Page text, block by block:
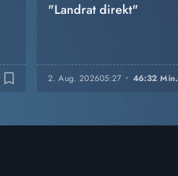
bookmark_border
"Landrat direkt"
2. Aug. 202605:27 46:32 Min.